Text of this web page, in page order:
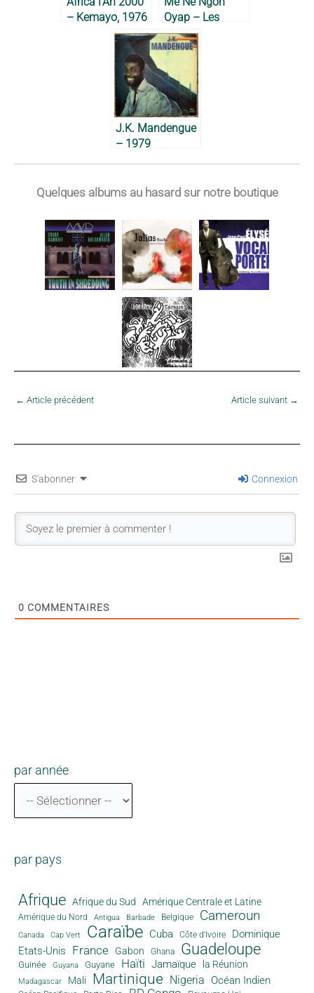
– Kemayo, 1976
Oyap – Les
Vétérans, 1983
J.K. Mandengue
– 1979
Quelques albums au hasard sur notre boutique
← Article précédent Article suivant →
S'abonner Connexion
0 COMMENTAIRES
par année
par pays
Afrique Afrique du Sud Amérique Centrale et Latine
Amérique du Nord Antigua Barbade Belgique Cameroun
Canada Cap Vert Caraïbe Cuba Côte d'Ivoire
Dominique
Etats-Unis
France Gabon Ghana Guadeloupe
Guinée Guyana Guyane Haïti Jamaïque la Réunion
Madagascar Mali Martinique Nigeria Océan Indien